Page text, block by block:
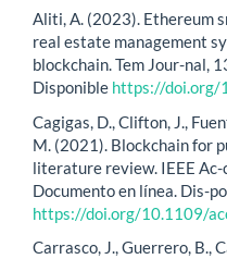
Aliti, A. (2023). Ethereum
real estate management
blockchain. Tem Jour-nal,
Disponible https://
Cagigas, D., Clifton, J.,
M. (2021). Blockchain for
literature review. IEEE
Documento en línea. Dis-
https://doi.org/10.1109/
Carrasco, J., Guerrero, B.,